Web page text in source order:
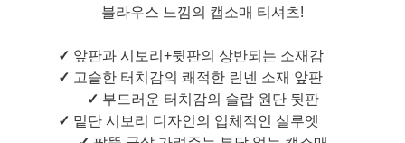
블라우스 느낌의 캡소매 티셔츠!
✓ 앞판과 시보리+뒷판의 상반되는 소재감
✓ 고슬한 터치감의 쾌적한 린넨 소재 앞판
✓ 부드러운 터치감의 슬랍 원단 뒷판
✓ 밑단 시보리 디자인의 입체적인 실루엣